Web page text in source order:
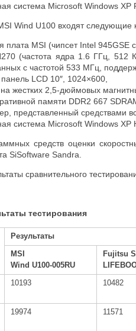
система Microsoft Windows XP
Wind U100 входят следующие
плата MSI (чипсет Intel 945GSE
(частота ядра 1.6 ГГц, 512
с частотой 533 МГц,
LCD 10″, 1024×600,
жестких 2,5-дюймовых
памяти DDR2 667
представленный средствами
система Microsoft Windows XP
средств оценки
SiSoftware Sandra.
сравнительного
тестирования
Результаты
MSI
Wind U100-005RU
Fujitsu
10193 10482
19974 11571